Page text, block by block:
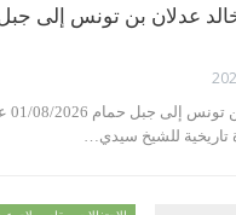
عدلان بن تونس إلى
تاريخية للشيخ سيدي…